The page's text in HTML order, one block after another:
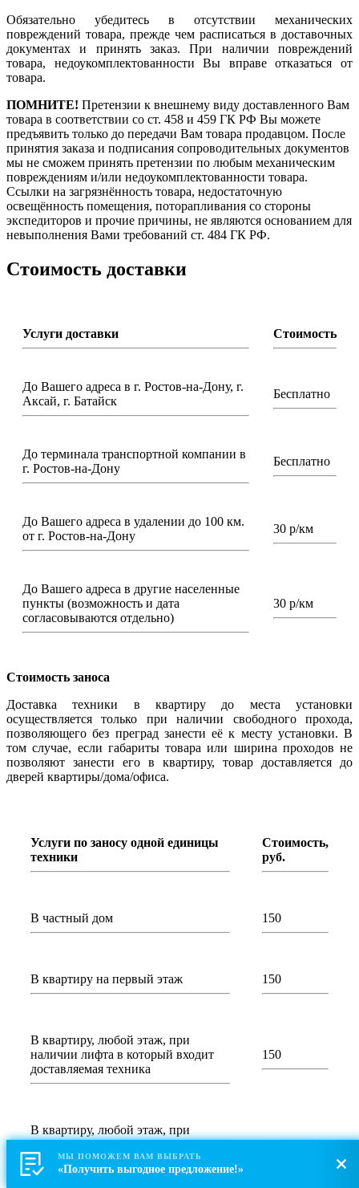
Обязательно убедитесь в отсутствии механических
повреждений товара, прежде чем расписаться в доставочных
документах и принять заказ. При наличии повреждений
товара, недоукомплектованности Вы вправе отказаться от
товара.
ПОМНИТЕ! Претензии к внешнему виду доставленного Вам
товара в соответствии со ст. 458 и 459 ГК РФ Вы можете
предъявить только до передачи Вам товара продавцом. После
принятия заказа и подписания сопроводительных документов
мы не сможем принять претензии по любым механическим
повреждениям и/или недоукомплектованности товара.
Ссылки на загрязнённость товара, недостаточную
освещённость помещения, поторапливания со стороны
экспедиторов и прочие причины, не являются основанием для
невыполнения Вами требований ст. 484 ГК РФ.
Стоимость доставки
Услуги доставки Стоимость
До Вашего адреса в г. Ростов-на-Дону, г.
Аксай, г. Батайск
Бесплатно
До терминала транспортной компании в
г. Ростов-на-Дону
Бесплатно
До Вашего адреса в удалении до 100 км.
от г. Ростов-на-Дону
30 р/км
До Вашего адреса в другие населенные
пункты (возможность и дата
согласовываются отдельно)
30 р/км
Стоимость заноса
Доставка техники в квартиру до места установки
осуществляется только при наличии свободного прохода,
позволяющего без преград занести её к месту установки. В
том случае, если габариты товара или ширина проходов не
позволяют занести его в квартиру, товар доставляется до
дверей квартиры/дома/офиса.
Услуги по заносу одной единицы
техники
Стоимость,
руб.
В частный дом 150
В квартиру на первый этаж 150
В квартиру, любой этаж, при
наличии лифта в который входит
доставляемая техника
150
В квартиру, любой этаж, при
отсутствии лифта в который входит
доставляемая техника
150 х этаж
МЫ ПОМОЖЕМ ВАМ ВЫБРАТЬ
«Получить выгодное предложение!»